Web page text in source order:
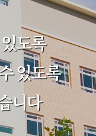
도록
있도록
니다